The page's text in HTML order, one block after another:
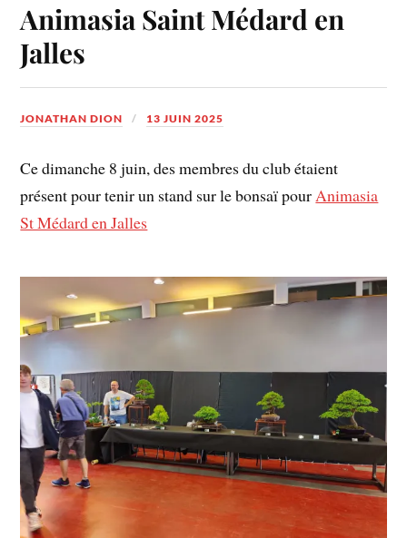
Animasia Saint Médard en
Jalles
JONATHAN DION 13 JUIN 2025
Ce dimanche 8 juin, des membres du club étaient
présent pour tenir un stand sur le bonsaï pourAnimasia
St Médard en Jalles